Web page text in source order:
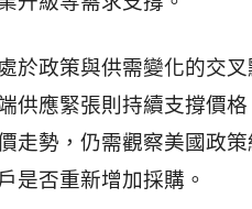
於政策與供需變化的交
供應緊張則持續支撐價
走勢，仍需觀察美國政
是否重新增加採購。